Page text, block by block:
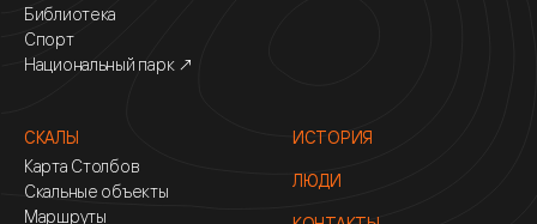
Библиотека
Спорт
Национальный парк ↗
СКАЛЫ
Карта Столбов
Скальные объекты
Маршруты
ИСТОРИЯ
ЛЮДИ